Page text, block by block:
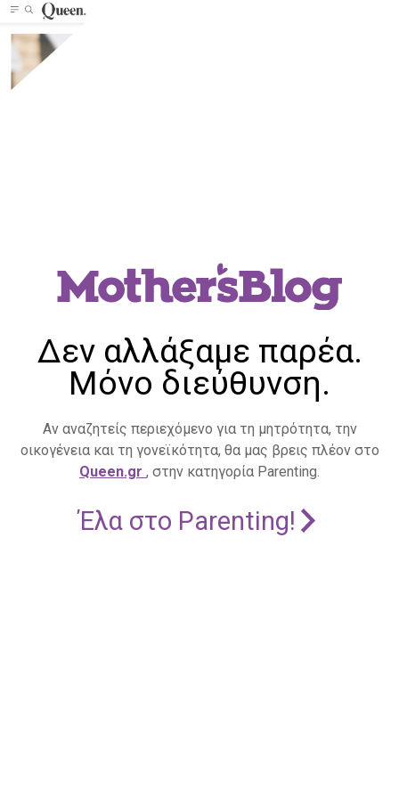
Δεν αλλάξαμε παρέα.
Μόνο διεύθυνση.
Αν αναζητείς περιεχόμενο για τη μητρότητα, την
οικογένεια και τη γονεϊκότητα, θα μας βρεις πλέον στο
Queen.gr , στην κατηγορία Parenting.
Έλα στο Parenting!